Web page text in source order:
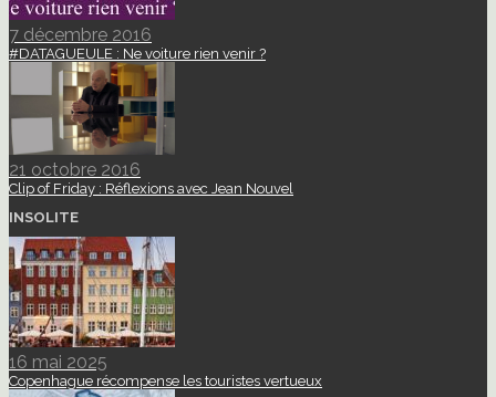
7 décembre 2016
#DATAGUEULE : Ne voiture rien venir ?
21 octobre 2016
Clip of Friday : Réflexions avec Jean Nouvel
INSOLITE
16 mai 2025
Copenhague récompense les touristes vertueux